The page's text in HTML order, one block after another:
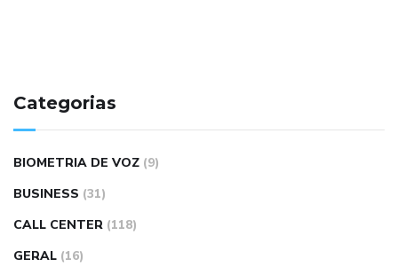
Categorias
BIOMETRIA DE VOZ (9)
BUSINESS (31)
CALL CENTER (118)
GERAL (16)